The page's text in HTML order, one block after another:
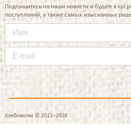
Подпишитесь на наши новости и будьте в
поступлений, а также самых изысканных
Хлебомолы © 2011–2026